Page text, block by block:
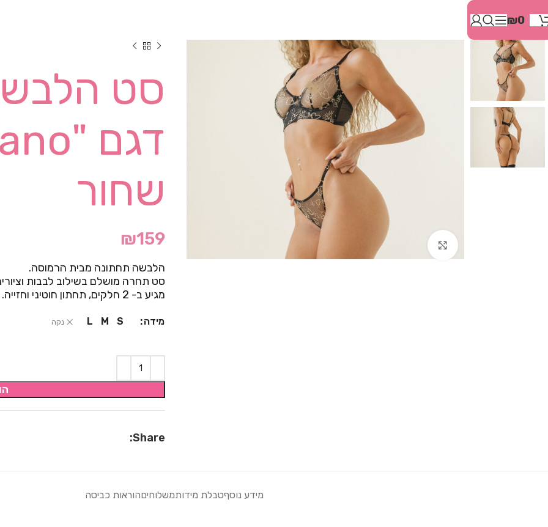
זֶה
מַעֲרֶכֶת
"המרכז
הישראלי
לְהַנְגָּשָׁת
אָתָרִים".
הַמְּסַיַּעַת
לִנְגִישׁוּת
הָאֲתָר.
לִפְתִיחַת
תַּפְרִיט
₪0
Click to enlarge
סט
שחור
₪159
הלבשה תחתונה מבית הרמוסה.
סט תחרה מושלם בשילוב לבבות
מגיע ב- 2 חלקים, תחתון חוטיני וחזייה.
מידה S
M
L נקה
Share:
מידע נוסףטבלת מידותמשלוחיםהוראות כביסה